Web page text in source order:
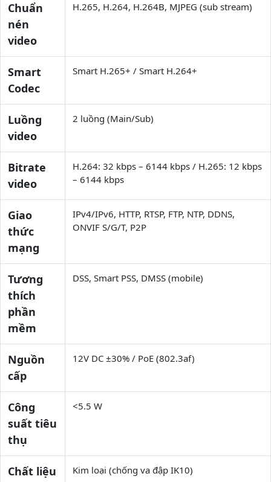
Chuẩn
nén
video
H.265, H.264, H.264B, MJPEG (sub stream)
Smart
Codec
Smart H.265+ / Smart H.264+
Luồng
video
2 luồng (Main/Sub)
Bitrate
video
H.264: 32 kbps – 6144 kbps / H.265: 12 kbps
– 6144 kbps
Giao
thức
mạng
IPv4/IPv6, HTTP, RTSP, FTP, NTP, DDNS,
ONVIF S/G/T, P2P
Tương
thích
phần
mềm
DSS, Smart PSS, DMSS (mobile)
Nguồn
cấp
12V DC ±30% / PoE (802.3af)
Công
suất tiêu
thụ
<5.5 W
Chất liệu
Kim loại (chống va đập IK10)